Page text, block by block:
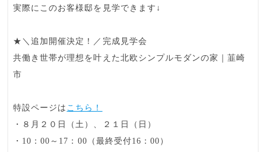
実際にこのお客様邸を見学できます↓
★＼追加開催決定！／完成見学会
共働き世帯が理想を叶えた北欧シンプルモダンの家｜韮崎
市
特設ページは こちら！
・８月２０日（土）、２１日（日）
・10：00～17：00（最終受付16：00）